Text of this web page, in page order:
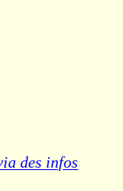
des infos